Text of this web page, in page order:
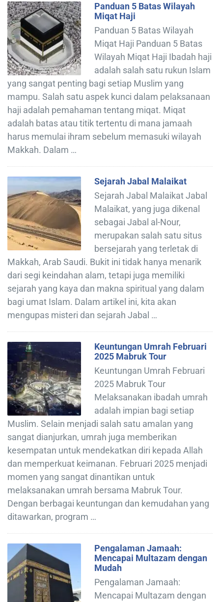
Panduan 5 Batas Wilayah
Miqat Haji
Panduan 5 Batas Wilayah
Miqat Haji Panduan 5 Batas
Wilayah Miqat Haji Ibadah haji
adalah salah satu rukun Islam
yang sangat penting bagi setiap Muslim yang
mampu. Salah satu aspek kunci dalam pelaksanaan
haji adalah pemahaman tentang miqat. Miqat
adalah batas atau titik tertentu di mana jamaah
harus memulai ihram sebelum memasuki wilayah
Makkah. Dalam …
Sejarah Jabal Malaikat
Sejarah Jabal Malaikat Jabal
Malaikat, yang juga dikenal
sebagai Jabal al-Nour,
merupakan salah satu situs
bersejarah yang terletak di
Makkah, Arab Saudi. Bukit ini tidak hanya menarik
dari segi keindahan alam, tetapi juga memiliki
sejarah yang kaya dan makna spiritual yang dalam
bagi umat Islam. Dalam artikel ini, kita akan
mengupas misteri dan sejarah Jabal …
Keuntungan Umrah Februari
2025 Mabruk Tour
Keuntungan Umrah Februari
2025 Mabruk Tour
Melaksanakan ibadah umrah
adalah impian bagi setiap
Muslim. Selain menjadi salah satu amalan yang
sangat dianjurkan, umrah juga memberikan
kesempatan untuk mendekatkan diri kepada Allah
dan memperkuat keimanan. Februari 2025 menjadi
momen yang sangat dinantikan untuk
melaksanakan umrah bersama Mabruk Tour.
Dengan berbagai keuntungan dan kemudahan yang
ditawarkan, program …
Pengalaman Jamaah:
Mencapai Multazam dengan
Mudah
Pengalaman Jamaah:
Mencapai Multazam dengan